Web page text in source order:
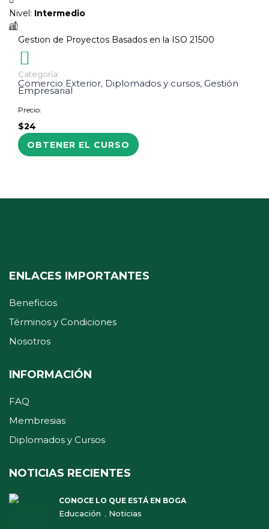
Nivel : Intermedio
Gestion de Proyectos Basados en la ISO 21500
Categoría:
Comercio Exterior, Diplomados y cursos, Gestión
Empresarial
Precio:
$24
OBTENER EL CURSO
ENLACES IMPORTANTES
Beneficios
Términos y Condiciones
Nosotros
INFORMACIÓN
FAQ
Membresias
Diplomados y Cursos
NOTICIAS RECIENTES
CONOCE LO QUE ESTÁ EN BOGA
Educación , Noticias